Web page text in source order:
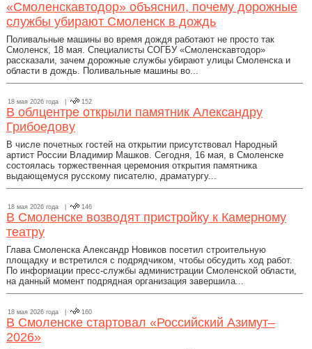
«Смоленскавтодор» объяснил, почему дорожные
службы убирают Смоленск в дождь
Поливальные машины во время дождя работают не просто так
Смоленск, 18 мая. Специалисты СОГБУ «Смоленскавтодор»
рассказали, зачем дорожные службы убирают улицы Смоленска и
области в дождь. Поливальные машины во...
18 мая 2026 года | 152
В облцентре открыли памятник Александру
Грибоедову
В числе почетных гостей на открытии присутствовал Народный
артист России Владимир Машков. Сегодня, 16 мая, в Смоленске
состоялась торжественная церемония открытия памятника
выдающемуся русскому писателю, драматургу...
18 мая 2026 года | 146
В Смоленске возводят пристройку к Камерному
театру
Глава Смоленска Александр Новиков посетил строительную
площадку и встретился с подрядчиком, чтобы обсудить ход работ.
По информации пресс-службы администрации Смоленской области,
на данный момент подрядная организация завершила...
18 мая 2026 года | 160
В Смоленске стартовал «Российский Азимут–
2026»